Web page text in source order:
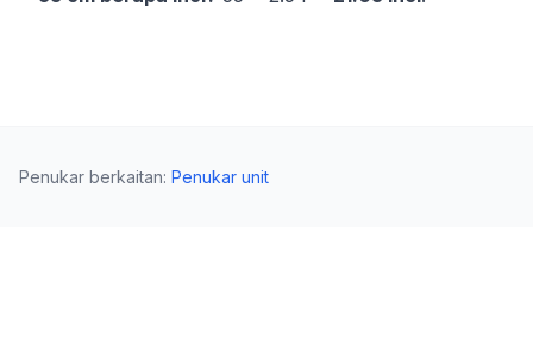
Penukar berkaitan: Penukar unit